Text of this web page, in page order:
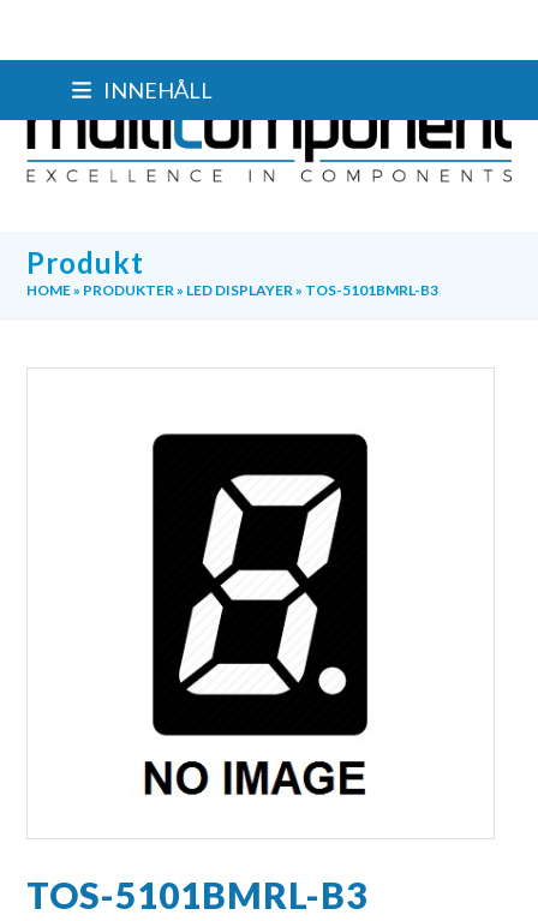
INNEHÅLL
Produkt
HOME» PRODUKTER» LED DISPLAYER» TOS-5101BMRL-B3
TOS-5101BMRL-B3